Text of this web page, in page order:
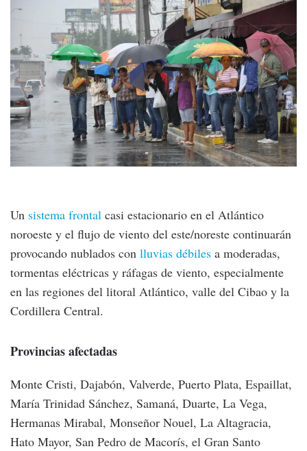
Un sistema frontal casi estacionario en el Atlántico
noroeste y el flujo de viento del este/noreste continuarán
provocando nublados con lluvias débiles a moderadas,
tormentas eléctricas y ráfagas de viento, especialmente
en las regiones del litoral Atlántico, valle del Cibao y la
Cordillera Central.
Provincias afectadas
Monte Cristi, Dajabón, Valverde, Puerto Plata, Espaillat,
María Trinidad Sánchez, Samaná, Duarte, La Vega,
Hermanas Mirabal, Monseñor Nouel, La Altagracia,
Hato Mayor, San Pedro de Macorís, el Gran Santo